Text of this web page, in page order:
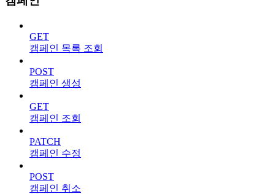
GET
캠페인 목록 조회
POST
캠페인 생성
GET
캠페인 조회
PATCH
캠페인 수정
POST
캠페인 취소